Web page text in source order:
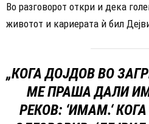
Во разговорот откри и дека
животот и кариерата ѝ бил
„КОГА ДОЈДОВ ВО
МЕ ПРАША ДАЛИ
РЕКОВ: ‘ИМАМ.‘